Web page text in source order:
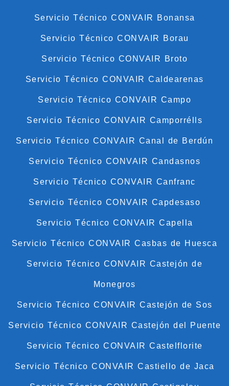
Servicio Técnico CONVAIR Bonansa
Servicio Técnico CONVAIR Borau
Servicio Técnico CONVAIR Broto
Servicio Técnico CONVAIR Caldearenas
Servicio Técnico CONVAIR Campo
Servicio Técnico CONVAIR Camporrélls
Servicio Técnico CONVAIR Canal de Berdún
Servicio Técnico CONVAIR Candasnos
Servicio Técnico CONVAIR Canfranc
Servicio Técnico CONVAIR Capdesaso
Servicio Técnico CONVAIR Capella
Servicio Técnico CONVAIR Casbas de Huesca
Servicio Técnico CONVAIR Castejón de
Monegros
Servicio Técnico CONVAIR Castejón de Sos
Servicio Técnico CONVAIR Castejón del Puente
Servicio Técnico CONVAIR Castelflorite
Servicio Técnico CONVAIR Castiello de Jaca